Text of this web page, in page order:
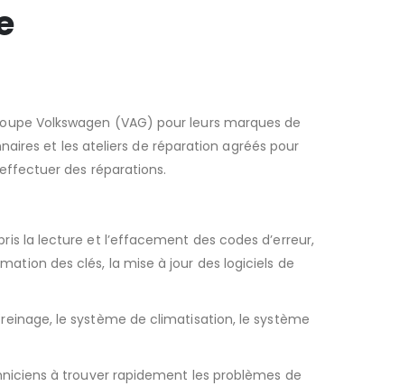
Volkswagen (VAG) pour leurs marques de
et les ateliers de réparation agréés pour
des réparations.
la lecture et l’effacement des codes d’erreur,
des clés, la mise à jour des logiciels de
le système de climatisation, le système
à trouver rapidement les problèmes de